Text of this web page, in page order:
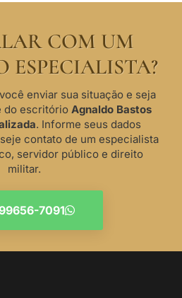
COM UM
ESPECIALISTA?
enviar sua situação e seja
do escritório Agnaldo Bastos
. Informe seus dados
contato de um especialista
servidor público e direito
militar.
7091